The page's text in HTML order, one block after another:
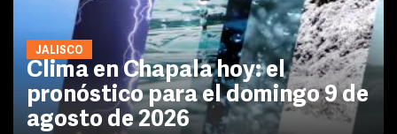
JALISCO
Clima en Chapala hoy: el
pronóstico para el domingo 9 de
agosto de 2026